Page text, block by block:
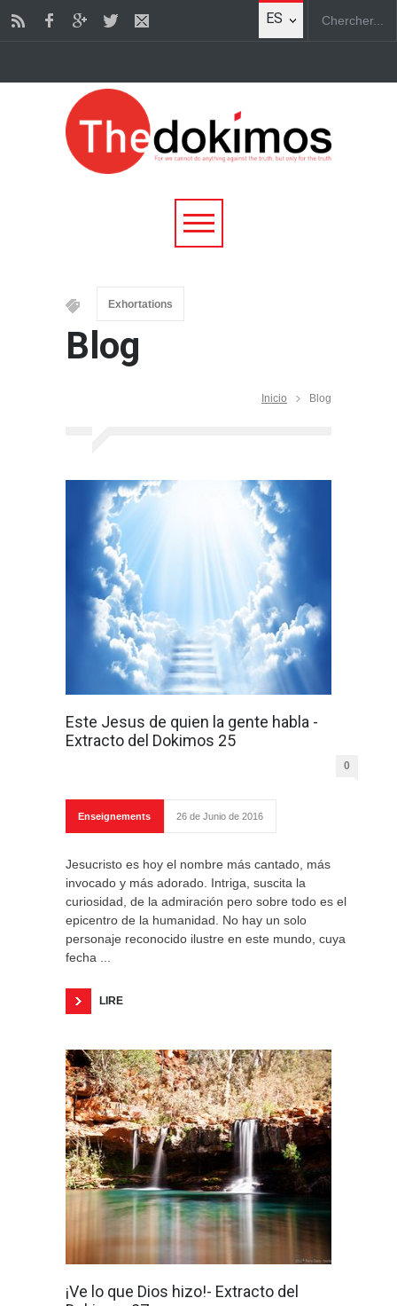
ES
Exhortations
Blog
Inicio Blog
Este Jesus de quien la gente habla -
Extracto del Dokimos 25
0
Enseignements 26 de Junio de 2016
Jesucristo es hoy el nombre más cantado, más
invocado y más adorado. Intriga, suscita la
curiosidad, de la admiración pero sobre todo es el
epicentro de la humanidad. No hay un solo
personaje reconocido ilustre en este mundo, cuya
fecha ...
LIRE
¡Ve lo que Dios hizo!- Extracto del